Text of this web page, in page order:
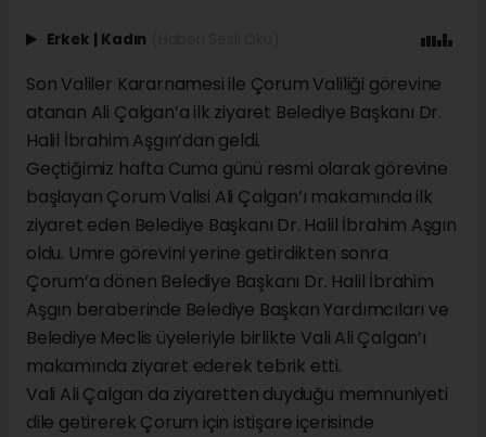
Erkek | Kadın
Son Valiler Kararnamesi ile Çorum Valiliği görevine
atanan Ali Çalgan’a ilk ziyaret Belediye Başkanı Dr.
Halil İbrahim Aşgın’dan geldi.
Geçtiğimiz hafta Cuma günü resmi olarak görevine
başlayan Çorum Valisi Ali Çalgan’ı makamında ilk
ziyaret eden Belediye Başkanı Dr. Halil İbrahim Aşgın
oldu. Umre görevini yerine getirdikten sonra
Çorum’a dönen Belediye Başkanı Dr. Halil İbrahim
Aşgın beraberinde Belediye Başkan Yardımcıları ve
Belediye Meclis üyeleriyle birlikte Vali Ali Çalgan’ı
makamında ziyaret ederek tebrik etti.
Vali Ali Çalgan da ziyaretten duyduğu memnuniyeti
dile getirerek Çorum için istişare içerisinde